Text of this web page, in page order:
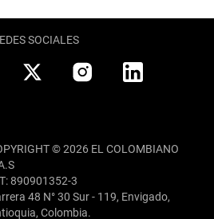
SOCIALES
© 2026 EL COLOMBIANO
890901352-3
48 N° 30 Sur - 119, Envigado,
Colombia.